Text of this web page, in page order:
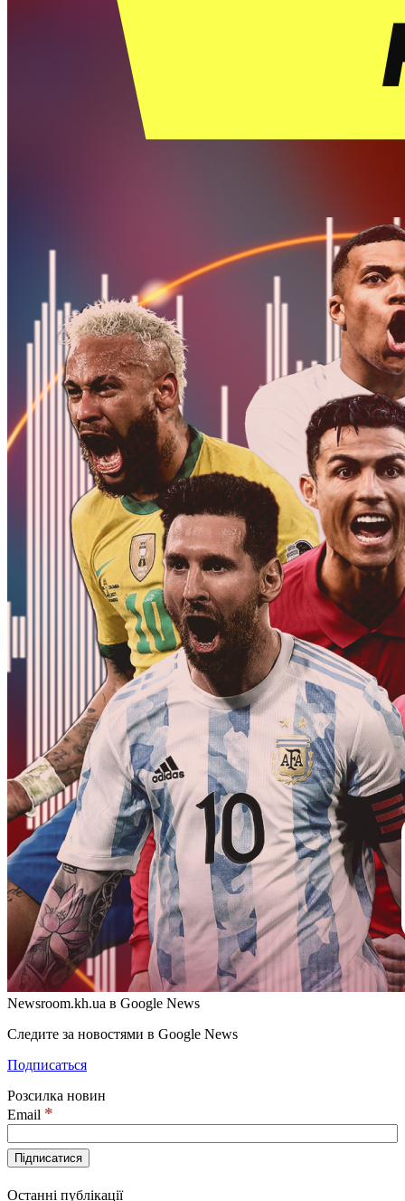
Newsroom.kh.ua в Google News
Следите за новостями в Google News
Подписаться
Розсилка новин
Email *
Останні публікації